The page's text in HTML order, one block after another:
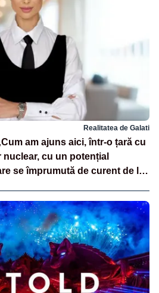
Realitatea de Galati
am ajuns aici, într-o țară cu
cu un potențial
se împrumută de curent de la